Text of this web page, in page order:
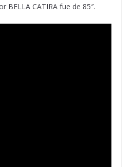
BELLA CATIRA fue de 85″.